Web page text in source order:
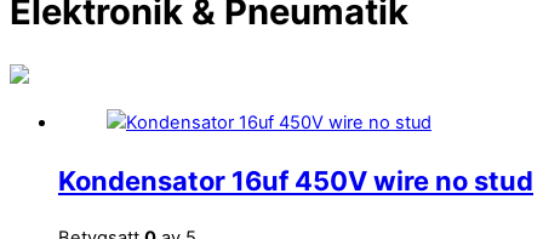
Elektronik & Pneumatik
Kondensator 16uf 450V wire no stud